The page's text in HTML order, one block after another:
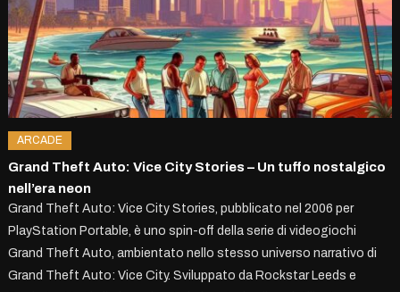
ARCADE
Grand Theft Auto: Vice City Stories – Un tuffo nostalgico
nell’era neon
Grand Theft Auto: Vice City Stories, pubblicato nel 2006 per
PlayStation Portable, è uno spin-off della serie di videogiochi
Grand Theft Auto, ambientato nello stesso universo narrativo di
Grand Theft Auto: Vice City. Sviluppato da Rockstar Leeds e